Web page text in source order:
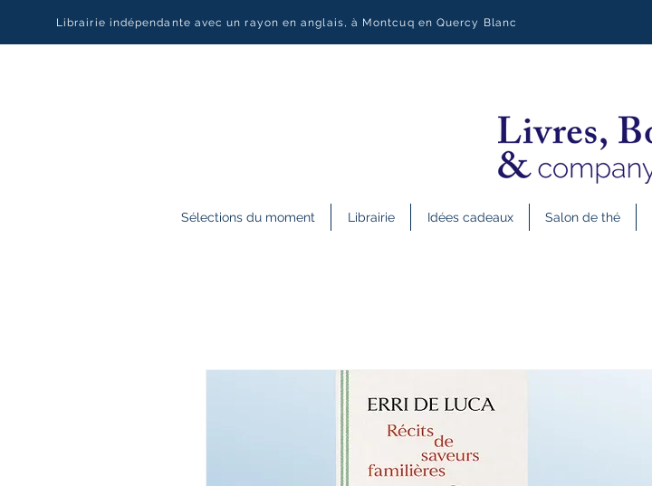
Librairie indépendante avec un rayon en anglais, à Montcuq en Quercy Blanc
Sélections du moment Librairie Idées cadeaux Salon de thé